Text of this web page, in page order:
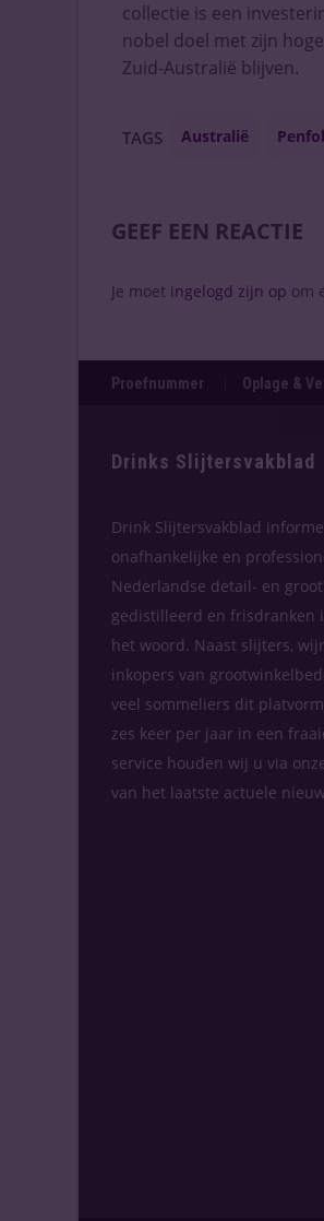
collectie is een
nobel doel met zijn
Zuid-Australië blijven.
TAGS Australië
GEEF EEN REACTIE
Je moet ingelogd zijn op om
Proefnummer Oplage &
Drinks Slijtersvakblad
Drink Slijtersvakblad
onafhankelijke en
Nederlandse detail- en
gedistilleerd en frisdranken
het woord. Naast slijters,
inkopers van
veel sommeliers dit
zes keer per jaar in een
service houden wij u via
van het laatste actuele